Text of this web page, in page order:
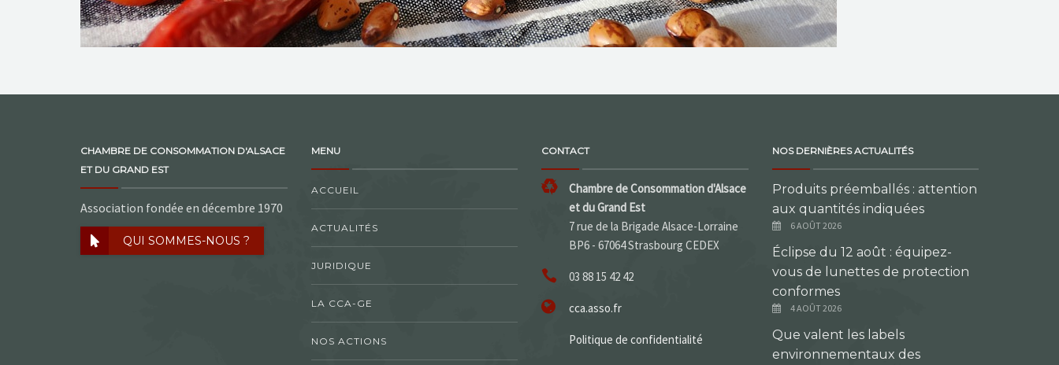
CHAMBRE DE CONSOMMATION D'ALSACE
ET DU GRAND EST
Association fondée en décembre 1970
QUI SOMMES-NOUS ?
MENU
ACCUEIL
ACTUALITÉS
JURIDIQUE
LA CCA-GE
NOS ACTIONS
CONTACT
Chambre de Consommation d'Alsace
et du Grand Est
7 rue de la Brigade Alsace-Lorraine
BP6 - 67064 Strasbourg CEDEX
03 88 15 42 42
cca.asso.fr
Politique de confidentialité
NOS DERNIÈRES ACTUALITÉS
Produits préemballés : attention
aux quantités indiquées
6 AOÛT 2026
Éclipse du 12 août : équipez-
vous de lunettes de protection
conformes
4 AOÛT 2026
Que valent les labels
environnementaux des